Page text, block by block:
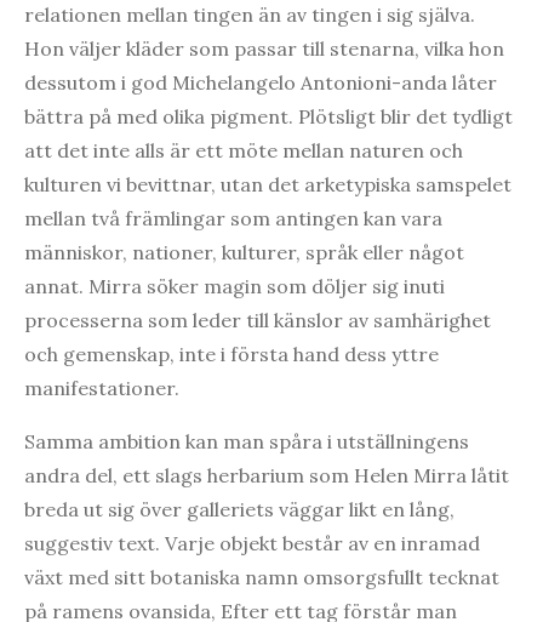
relationen mellan tingen än av tingen i sig själva.
Hon väljer kläder som passar till stenarna, vilka hon
dessutom i god Michelangelo Antonioni-anda låter
bättra på med olika pigment. Plötsligt blir det tydligt
att det inte alls är ett möte mellan naturen och
kulturen vi bevittnar, utan det arketypiska samspelet
mellan två främlingar som antingen kan vara
människor, nationer, kulturer, språk eller något
annat. Mirra söker magin som döljer sig inuti
processerna som leder till känslor av samhärighet
och gemenskap, inte i första hand dess yttre
manifestationer.
Samma ambition kan man spåra i utställningens
andra del, ett slags herbarium som Helen Mirra låtit
breda ut sig över galleriets väggar likt en lång,
suggestiv text. Varje objekt består av en inramad
växt med sitt botaniska namn omsorgsfullt tecknat
på ramens ovansida, Efter ett tag förstår man